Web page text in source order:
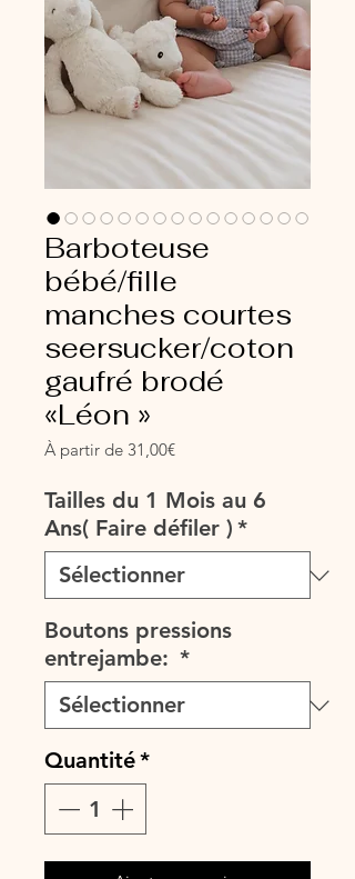
Barboteuse
bébé/fille
manches courtes
seersucker/coton
gaufré brodé
«Léon »
À partir de 31,00€Prix
Tailles du 1 Mois au 6
Ans( Faire défiler ) *
Boutons pressions
entrejambe: *
Quantité*